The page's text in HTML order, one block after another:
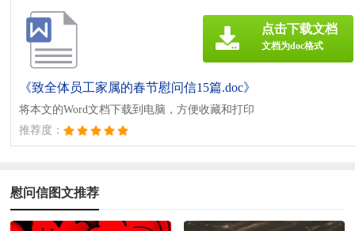
《致全体员工家属的春节慰问信15篇.doc》
将本文的Word文档下载到电脑，方便收藏和打印
推荐度：
点击下载文档
文档为doc格式
慰问信图文推荐